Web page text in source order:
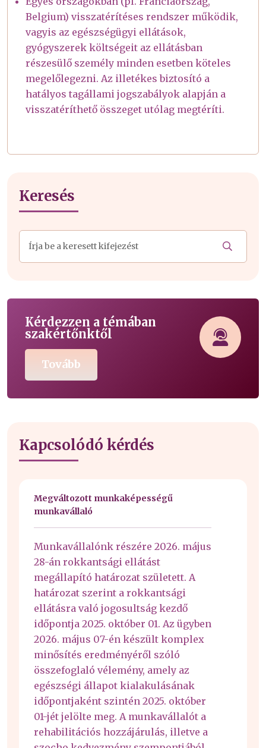
Belgium) visszatérítéses rendszer működik,
vagyis az egészségügyi ellátások,
gyógyszerek költségeit az ellátásban
részesülő személy minden esetben köteles
megelőlegezni. Az illetékes biztosító a
hatályos tagállami jogszabályok alapján a
visszatéríthető összeget utólag megtéríti.
Keresés
Kérdezzen a témában
szakértőnktől
Tovább
Kapcsolódó kérdés
Megváltozott munkaképességű
munkavállaló
Munkavállalónk részére 2026. május
28-án rokkantsági ellátást
megállapító határozat született. A
határozat szerint a rokkantsági
ellátásra való jogosultság kezdő
időpontja 2025. október 01. Az ügyben
2026. május 07-én készült komplex
minősítés eredményéről szóló
összefoglaló vélemény, amely az
egészségi állapot kialakulásának
időpontjaként szintén 2025. október
01-jét jelölte meg. A munkavállalót a
rehabilitációs hozzájárulás, illetve a